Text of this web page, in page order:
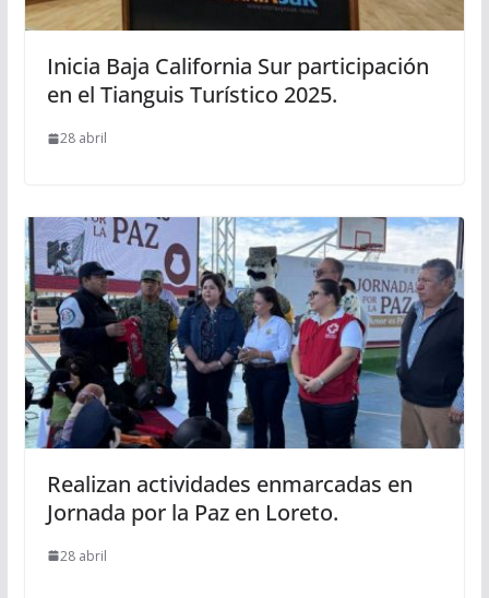
Inicia Baja California Sur participación
en el Tianguis Turístico 2025.
28 abril
Realizan actividades enmarcadas en
Jornada por la Paz en Loreto.
28 abril